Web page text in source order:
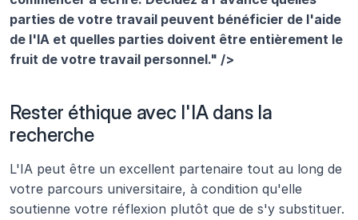
parties de votre travail peuvent bénéficier de l'aide
de l'IA et quelles parties doivent être entièrement le
fruit de votre travail personnel." />
Rester éthique avec l'IA dans la
recherche
L'IA peut être un excellent partenaire tout au long de
votre parcours universitaire, à condition qu'elle
soutienne votre réflexion plutôt que de s'y substituer.